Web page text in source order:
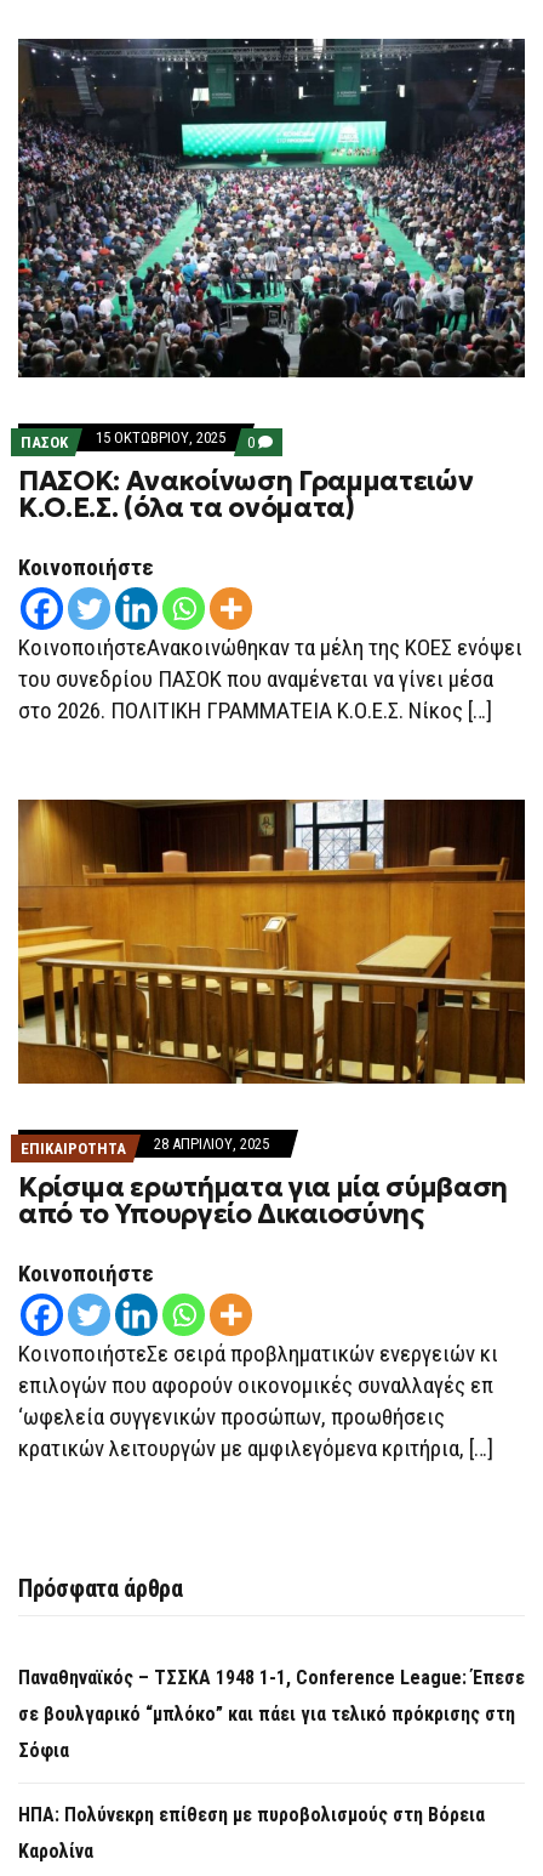
ΠΑΣΟΚ 15 ΟΚΤΩΒΡΊΟΥ, 2025 0 COMMENTS
ON
ΠΑΣΟΚ:
ΑΝΑΚΟΊΝΩΣΗ
ΓΡΑΜΜΑΤΕΙΏΝ
ΠΑΣΟΚ: Ανακοίνωση Γραμματειών
Κ.Ο.Ε.Σ. (όλα τα ονόματα)
Κοινοποιήστε
ΚοινοποιήστεΑνακοινώθηκαν τα μέλη της ΚΟΕΣ ενόψει
του συνεδρίου ΠΑΣΟΚ που αναμένεται να γίνει μέσα
στο 2026. ΠΟΛΙΤΙΚΗ ΓΡΑΜΜΑΤΕΙΑ Κ.Ο.Ε.Σ. Νίκος […]
ΕΠΙΚΑΙΡΟΤΗΤΑ 28 ΑΠΡΙΛΊΟΥ, 2025
Κρίσιμα ερωτήματα για μία σύμβαση
από το Υπουργείο Δικαιοσύνης
Κοινοποιήστε
ΚοινοποιήστεΣε σειρά προβληματικών ενεργειών κι
επιλογών που αφορούν οικονομικές συναλλαγές επ
‘ωφελεία συγγενικών προσώπων, προωθήσεις
κρατικών λειτουργών με αμφιλεγόμενα κριτήρια, […]
Πρόσφατα άρθρα
Παναθηναϊκός – ΤΣΣΚΑ 1948 1-1, Conference League: Έπεσε
σε βουλγαρικό “μπλόκο” και πάει για τελικό πρόκρισης στη
Σόφια
ΗΠΑ: Πολύνεκρη επίθεση με πυροβολισμούς στη Βόρεια
Καρολίνα